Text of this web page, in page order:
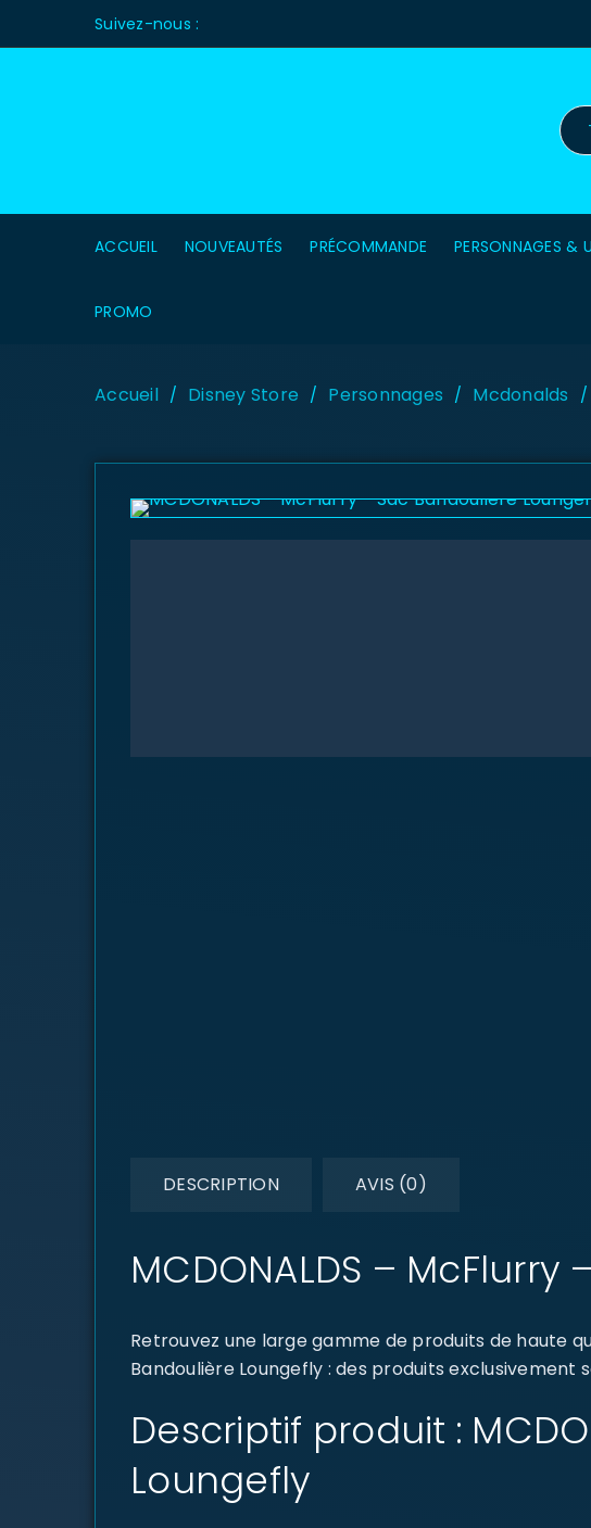
Suivez-nous :
ACCUEIL NOUVEAUTÉS PRÉCOMMANDE PERSONNAGES &
PROMO
Accueil / Disney Store / Personnages / Mcdonalds /
DESCRIPTION AVIS (0)
MCDONALDS –
Retrouvez une large gamme de produits de haute
Bandoulière Loungefly : des produits
Descriptif produit :
Loungefly